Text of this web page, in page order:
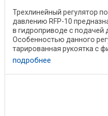
Трехлинейный регулятор
давлению RFP-10
в гидроприводе с подачей
Особенностью данного
тарированная рукоятка с
оборотов - ...
подробнее